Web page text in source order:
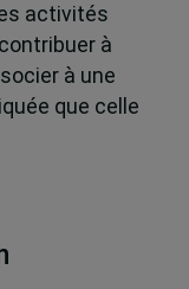
activités
à
à une
que celle